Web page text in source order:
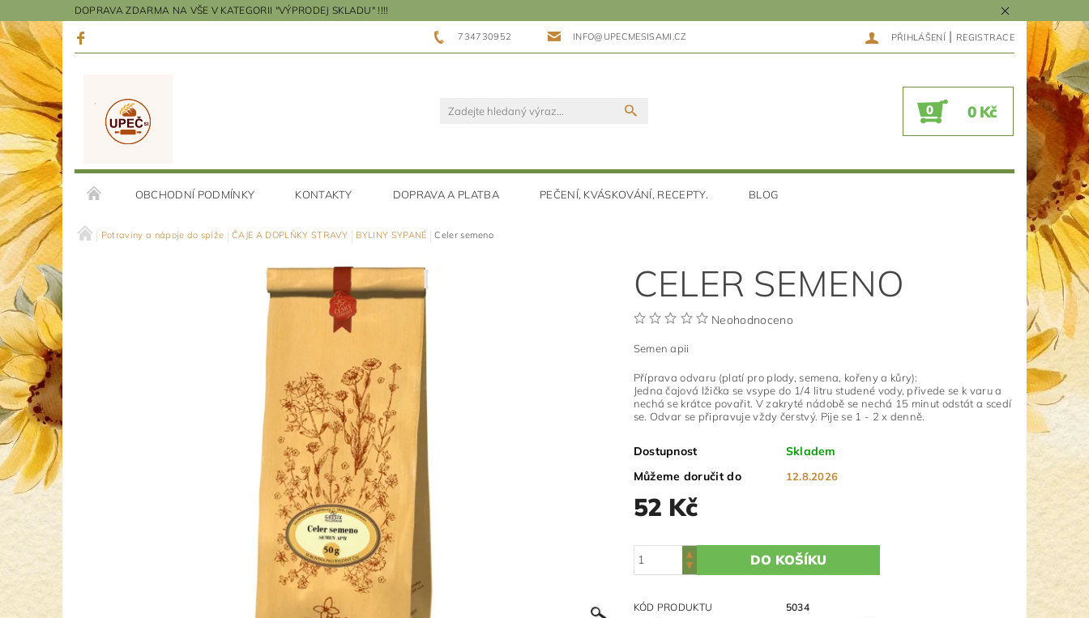
DOPRAVA ZDARMA NA VŠE V KATEGORII "VÝPRODEJ SKLADU" !!!!
734730952 INFO@UPECMESISAMI.CZ PŘIHLÁŠENÍ | REGISTRACE
0 0 Kč
OBCHODNÍ PODMÍNKY KONTAKTY DOPRAVA A PLATBA PEČENÍ, KVÁSKOVÁNÍ, RECEPTY. BLOG
Potraviny a nápoje do spíže ČAJE A DOPLŇKY STRAVY BYLINY SYPANÉ Celer semeno
CELER SEMENO
Neohodnoceno
Semen apii
Příprava odvaru (platí pro plody, semena, kořeny a kůry):
Jedna čajová lžička se vsype do 1/4 litru studené vody, přivede se k varu a
nechá se krátce povařit. V zakryté nádobě se nechá 15 minut odstát a scedí
se. Odvar se připravuje vždy čerstvý. Pije se 1 - 2 x denně.
Dostupnost
Skladem
Můžeme doručit do
12.8.2026
52 Kč
KÓD PRODUKTU
5034